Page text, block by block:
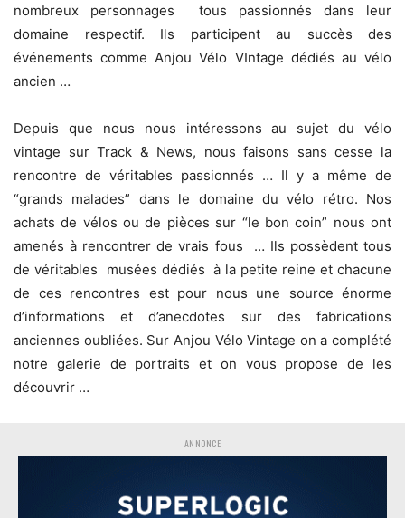
nombreux personnages tous passionnés dans leur
domaine respectif. Ils participent au succès des
événements comme Anjou Vélo VIntage dédiés au vélo
ancien …
Depuis que nous nous intéressons au sujet du vélo
vintage sur Track & News, nous faisons sans cesse la
rencontre de véritables passionnés … Il y a même de
“grands malades” dans le domaine du vélo rétro. Nos
achats de vélos ou de pièces sur “le bon coin” nous ont
amenés à rencontrer de vrais fous … Ils possèdent tous
de véritables musées dédiés à la petite reine et chacune
de ces rencontres est pour nous une source énorme
d’informations et d’anecdotes sur des fabrications
anciennes oubliées. Sur Anjou Vélo Vintage on a complété
notre galerie de portraits et on vous propose de les
découvrir …
ANNONCE